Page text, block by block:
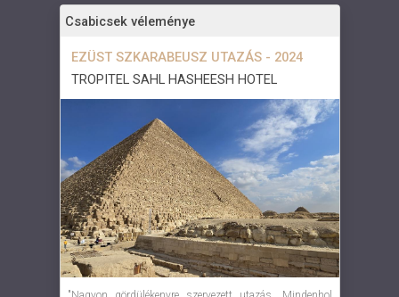
Csabicsek véleménye
EZÜST SZKARABEUSZ UTAZÁS - 2024
TROPITEL SAHL HASHEESH HOTEL